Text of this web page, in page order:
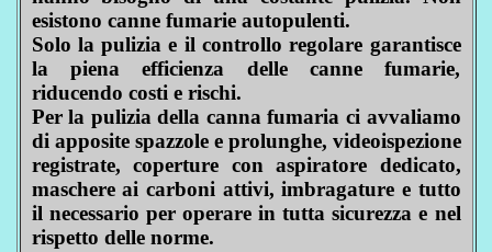
esistono canne fumarie autopulenti.
Solo la pulizia e il controllo regolare garantisce
la piena efficienza delle canne fumarie,
riducendo costi e rischi.
Per la pulizia della canna fumaria ci avvaliamo
di apposite spazzole e prolunghe, videoispezione
registrate, coperture con aspiratore dedicato,
maschere ai carboni attivi, imbragature e tutto
il necessario per operare in tutta sicurezza e nel
rispetto delle norme.